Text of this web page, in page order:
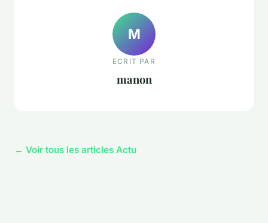
M
ECRIT PAR
manon
← Voir tous les articles Actu